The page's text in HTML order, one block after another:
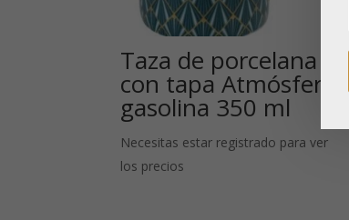
Taza de porcelana
con tapa Atmósfera
gasolina 350 ml
Necesitas estar registrado para ver
los precios